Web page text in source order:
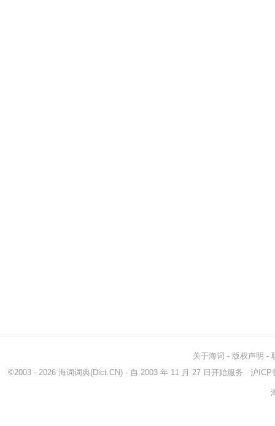
关于海词 - 版权声明 -
©2003 - 2026 海词词典(Dict.CN) - 自 2003 年 11 月 27 日开始服务 沪ICP